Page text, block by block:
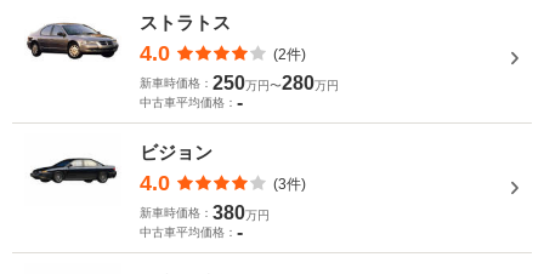
ストラトス
4.0 (2件)
新車時価格： 250万円〜280万円
中古車平均価格： -
ビジョン
4.0 (3件)
新車時価格： 380万円
中古車平均価格： -